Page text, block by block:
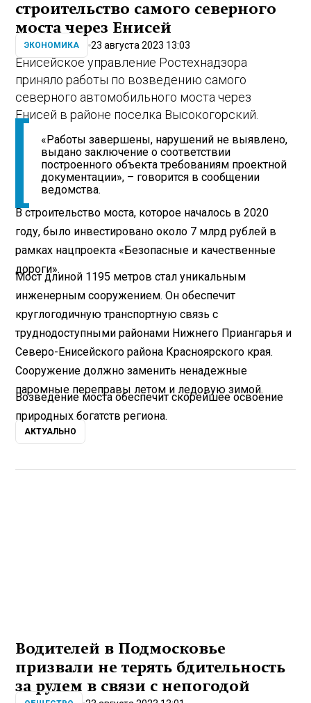
строительство самого северного
моста через Енисей
ЭКОНОМИКА 23 августа 2023 13:03
Енисейское управление Ростехнадзора
приняло работы по возведению самого
северного автомобильного моста через
Енисей в районе поселка Высокогорский.
«Работы завершены, нарушений не выявлено,
выдано заключение о соответствии
построенного объекта требованиям проектной
документации», – говорится в сообщении
ведомства.
В строительство моста, которое началось в 2020
году, было инвестировано около 7 млрд рублей в
рамках нацпроекта «Безопасные и качественные
дороги».
Мост длиной 1195 метров стал уникальным
инженерным сооружением. Он обеспечит
круглогодичную транспортную связь с
труднодоступными районами Нижнего Приангарья и
Северо-Енисейского района Красноярского края.
Сооружение должно заменить ненадежные
паромные переправы летом и ледовую зимой.
Возведение моста обеспечит скорейшее освоение
природных богатств региона.
АКТУАЛЬНО
Водителей в Подмосковье
призвали не терять бдительность
за рулем в связи с непогодой